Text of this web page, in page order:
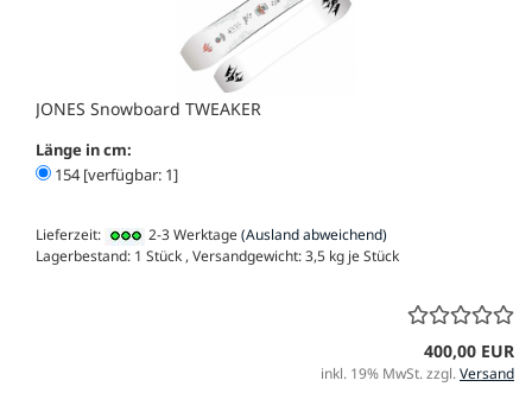
JONES Snowboard TWEAKER
Länge in cm:
154 [verfügbar: 1]
Lieferzeit: 2-3 Werktage(Ausland abweichend)
Lagerbestand: 1 Stück , Versandgewicht:3,5 kg je Stück
400,00 EUR
inkl. 19% MwSt. zzgl.Versand